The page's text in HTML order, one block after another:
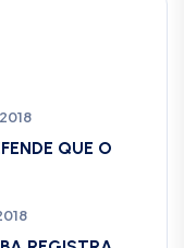
QUE O